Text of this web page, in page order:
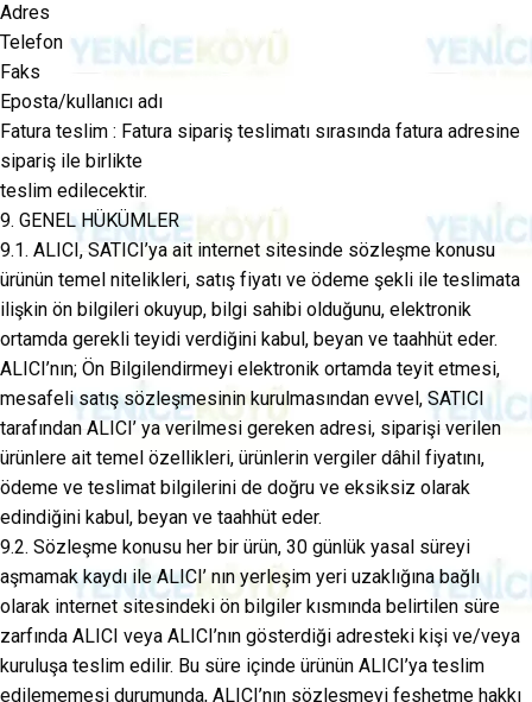
Adres
Telefon
Faks
Eposta/kullanıcı adı
Fatura teslim : Fatura sipariş teslimatı sırasında fatura adresine
sipariş ile birlikte
teslim edilecektir.
9. GENEL HÜKÜMLER
9.1. ALICI, SATICI’ya ait internet sitesinde sözleşme konusu
ürünün temel nitelikleri, satış fiyatı ve ödeme şekli ile teslimata
ilişkin ön bilgileri okuyup, bilgi sahibi olduğunu, elektronik
ortamda gerekli teyidi verdiğini kabul, beyan ve taahhüt eder.
ALICI’nın; Ön Bilgilendirmeyi elektronik ortamda teyit etmesi,
mesafeli satış sözleşmesinin kurulmasından evvel, SATICI
tarafından ALICI’ ya verilmesi gereken adresi, siparişi verilen
ürünlere ait temel özellikleri, ürünlerin vergiler dâhil fiyatını,
ödeme ve teslimat bilgilerini de doğru ve eksiksiz olarak
edindiğini kabul, beyan ve taahhüt eder.
9.2. Sözleşme konusu her bir ürün, 30 günlük yasal süreyi
aşmamak kaydı ile ALICI’ nın yerleşim yeri uzaklığına bağlı
olarak internet sitesindeki ön bilgiler kısmında belirtilen süre
zarfında ALICI veya ALICI’nın gösterdiği adresteki kişi ve/veya
kuruluşa teslim edilir. Bu süre içinde ürünün ALICI’ya teslim
edilememesi durumunda, ALICI’nın sözleşmeyi feshetme hakkı